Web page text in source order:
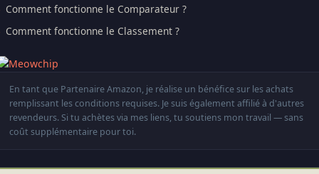
Comment fonctionne le Comparateur ?
Comment fonctionne le Classement ?
En tant que Partenaire Amazon, je réalise un bénéfice sur les achats
remplissant les conditions requises. Je suis également affilié à d'autres
revendeurs. Si tu achètes via mes liens, tu soutiens mon travail — sans
coût supplémentaire pour toi.